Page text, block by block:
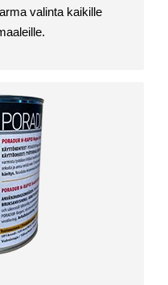
valinta kaikille